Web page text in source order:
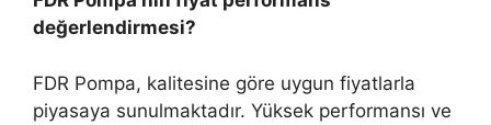
değerlendirmesi?
FDR Pompa, kalitesine göre uygun fiyatlarla
piyasaya sunulmaktadır. Yüksek performansı ve